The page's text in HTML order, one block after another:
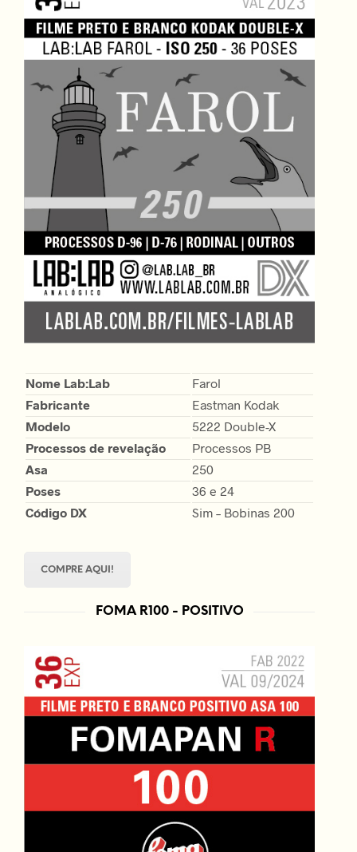
Nome Lab:Lab
Farol
Fabricante
Eastman Kodak
Modelo
5222 Double-X
Processos de revelação
Processos PB
Asa
250
Poses
36 e 24
Código DX
Sim – Bobinas 200
COMPRE AQUI!
FOMA R100 - POSITIVO